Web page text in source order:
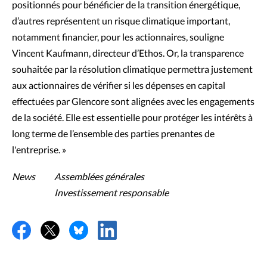
positionnés pour bénéficier de la transition énergétique,
d’autres représentent un risque climatique important,
notamment financier, pour les actionnaires, souligne
Vincent Kaufmann, directeur d’Ethos. Or, la transparence
souhaitée par la résolution climatique permettra justement
aux actionnaires de vérifier si les dépenses en capital
effectuées par Glencore sont alignées avec les engagements
de la société. Elle est essentielle pour protéger les intérêts à
long terme de l’ensemble des parties prenantes de
l'entreprise. »
News
Assemblées générales
Investissement responsable